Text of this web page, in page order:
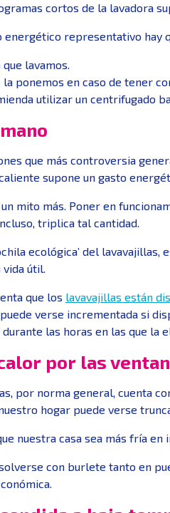
cortos de la lavadora
energético representativo hay
lavamos.
la ponemos en caso de tener
utilizar un centrifugado
que más controversia
supone un gasto
mito más. Poner en
triplica tal cantidad.
ecológica’ del
útil.
que los lavavajillas están
verse incrementada si
las horas en las que la
por las
por norma general, cuenta
hogar puede verse
nuestra casa sea más fría
con burlete tanto en